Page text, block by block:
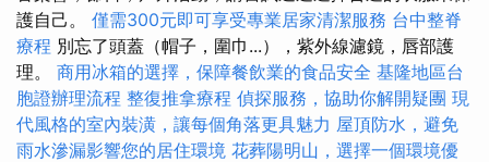
護自己。 僅需300元即可享受專業居家清潔服務 台中整脊
療程 別忘了頭蓋（帽子，圍巾...），紫外線濾鏡，唇部護
理。 商用冰箱的選擇，保障餐飲業的食品安全 基隆地區台
胞證辦理流程 整復推拿療程 偵探服務，協助你解開疑團 現
代風格的室內裝潢，讓每個角落更具魅力 屋頂防水，避免
雨水滲漏影響您的居住環境 花葬陽明山，選擇一個環境優